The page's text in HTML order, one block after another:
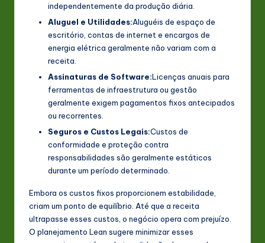
independentemente da produção diária.
Aluguel e Utilidades:Aluguéis de espaço de
escritório, contas de internet e encargos de
energia elétrica geralmente não variam com a
receita.
Assinaturas de Software:Licenças anuais para
ferramentas de infraestrutura ou gestão
geralmente exigem pagamentos fixos antecipados
ou recorrentes.
Seguros e Custos Legais:Custos de
conformidade e proteção contra
responsabilidades são geralmente estáticos
durante um período determinado.
Embora os custos fixos proporcionem estabilidade,
criam um ponto de equilíbrio. Até que a receita
ultrapasse esses custos, o negócio opera com prejuízo.
O planejamento Lean sugere minimizar esses